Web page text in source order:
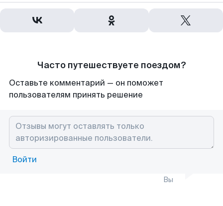
Часто путешествуете поездом?
Оставьте комментарий — он поможет
пользователям принять решение
Войти
Вы